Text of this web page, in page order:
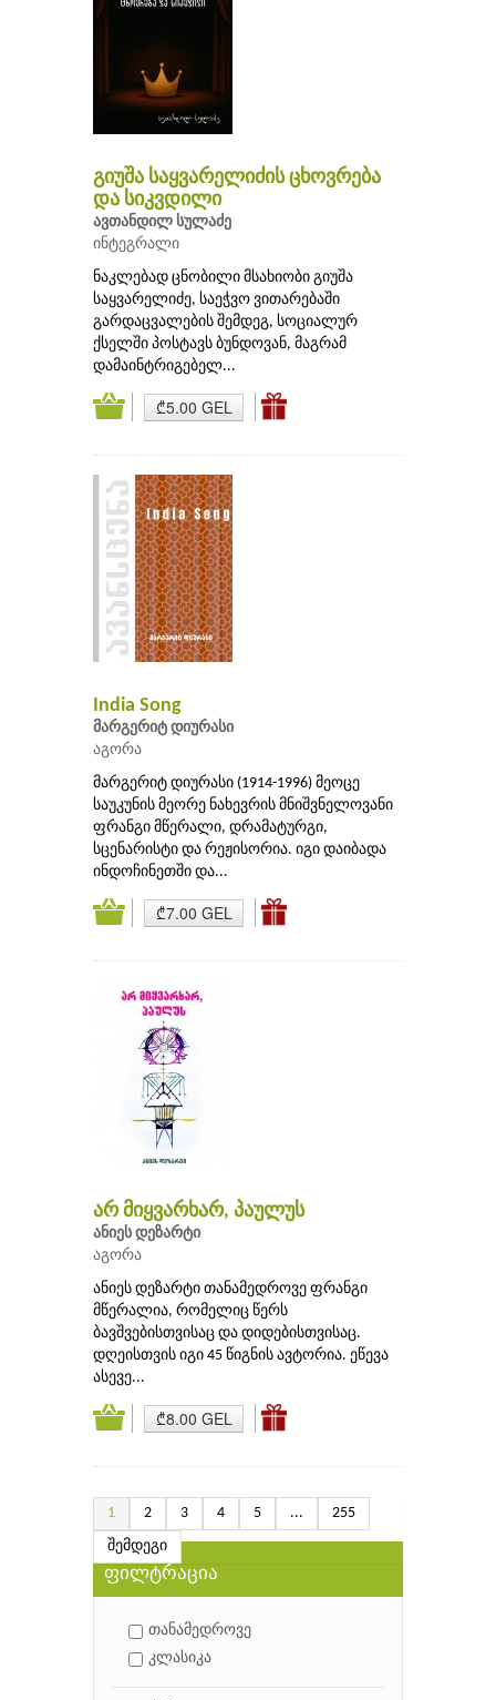
გიუშა საყვარელიძის ცხოვრება
და სიკვდილი
ავთანდილ სულაძე
ინტეგრალი
ნაკლებად ცნობილი მსახიობი გიუშა
საყვარელიძე, საეჭვო ვითარებაში
გარდაცვალების შემდეგ, სოციალურ
ქსელში პოსტავს ბუნდოვან, მაგრამ
დამაინტრიგებელ...
₾5.00 GEL
India Song
მარგერიტ დიურასი
აგორა
მარგერიტ დიურასი (1914-1996) მეოცე
საუკუნის მეორე ნახევრის მნიშვნელოვანი
ფრანგი მწერალი, დრამატურგი,
სცენარისტი და რეჟისორია. იგი დაიბადა
ინდოჩინეთში და...
₾7.00 GEL
არ მიყვარხარ, პაულუს
ანიეს დეზარტი
აგორა
ანიეს დეზარტი თანამედროვე ფრანგი
მწერალია, რომელიც წერს
ბავშვებისთვისაც და დიდებისთვისაც.
დღეისთვის იგი 45 წიგნის ავტორია. ეწევა
ასევე...
₾8.00 GEL
1 2 3 4 5 ...
255
შემდეგი
ფილტრაცია
თანამედროვე
კლასიკა